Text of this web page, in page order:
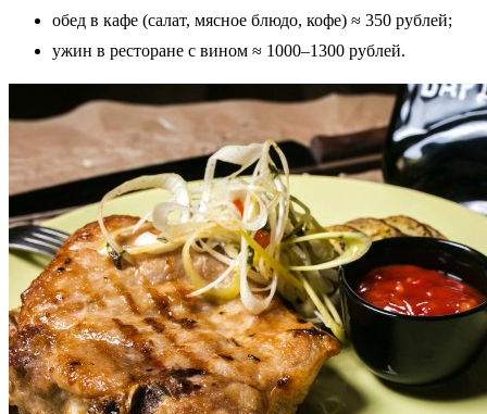
обед в кафе (салат, мясное блюдо, кофе) ≈ 350 рублей;
ужин в ресторане с вином ≈ 1000–1300 рублей.